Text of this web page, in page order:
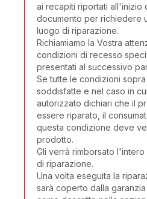
ai recapiti riportati all'inizio
documento per richiedere
luogo di riparazione.
Richiamiamo la Vostra
condizioni di recesso
presentati al successivo
Se tutte le condizioni
soddisfatte e nel caso in
autorizzato dichiari che il
essere riparato, il
questa condizione deve
prodotto.
Gli verrà rimborsato
di riparazione.
Una volta eseguita la
sarà coperto dalla